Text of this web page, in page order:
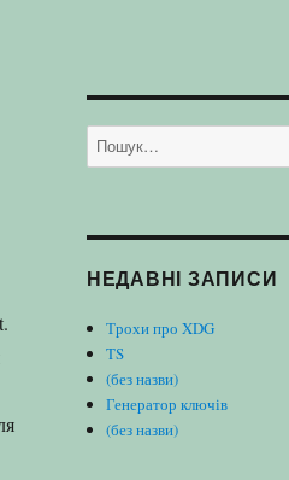
Пошук
за
НЕДАВНІ ЗАПИСИ
Трохи про XDG
TS
(без назви)
Генератор ключів
(без назви)